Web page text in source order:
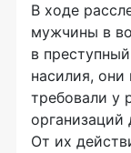
В ходе
мужчины в
в
насилия,
требовали у
организаций
От их